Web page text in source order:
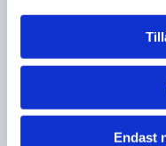
Endast
Ludvika
Tillsammans
arbetar vi för
så bra
hamnat i nöd.